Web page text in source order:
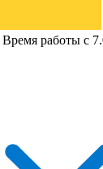
Время работы с